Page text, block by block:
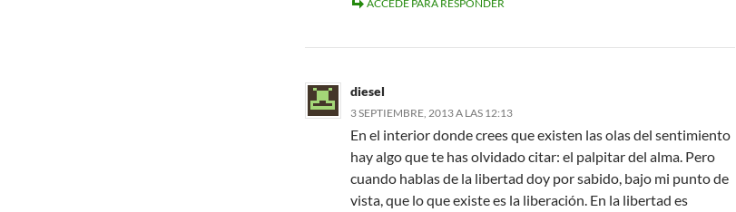
ACCEDE PARA RESPONDER
diesel
3 SEPTIEMBRE, 2013 A LAS 12:13
En el interior donde crees que existen las olas del sentimiento
hay algo que te has olvidado citar: el palpitar del alma. Pero
cuando hablas de la libertad doy por sabido, bajo mi punto de
vista, que lo que existe es la liberación. En la libertad es